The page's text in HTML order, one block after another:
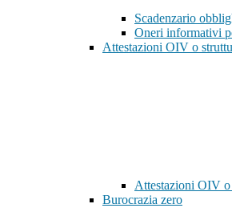
Scadenzario
Oneri informativi
Attestazioni OIV o
Attestazioni OIV o
Burocrazia zero